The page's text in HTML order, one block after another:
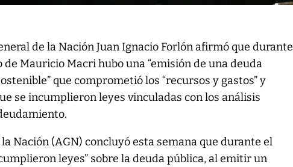
de la Nación Juan Ignacio Forlón afirmó que durante
de Mauricio Macri hubo una “emisión de una deuda
que comprometió los “recursos y gastos” y
se incumplieron leyes vinculadas con los análisis
Nación (AGN) concluyó esta semana que durante el
leyes” sobre la deuda pública, al emitir un